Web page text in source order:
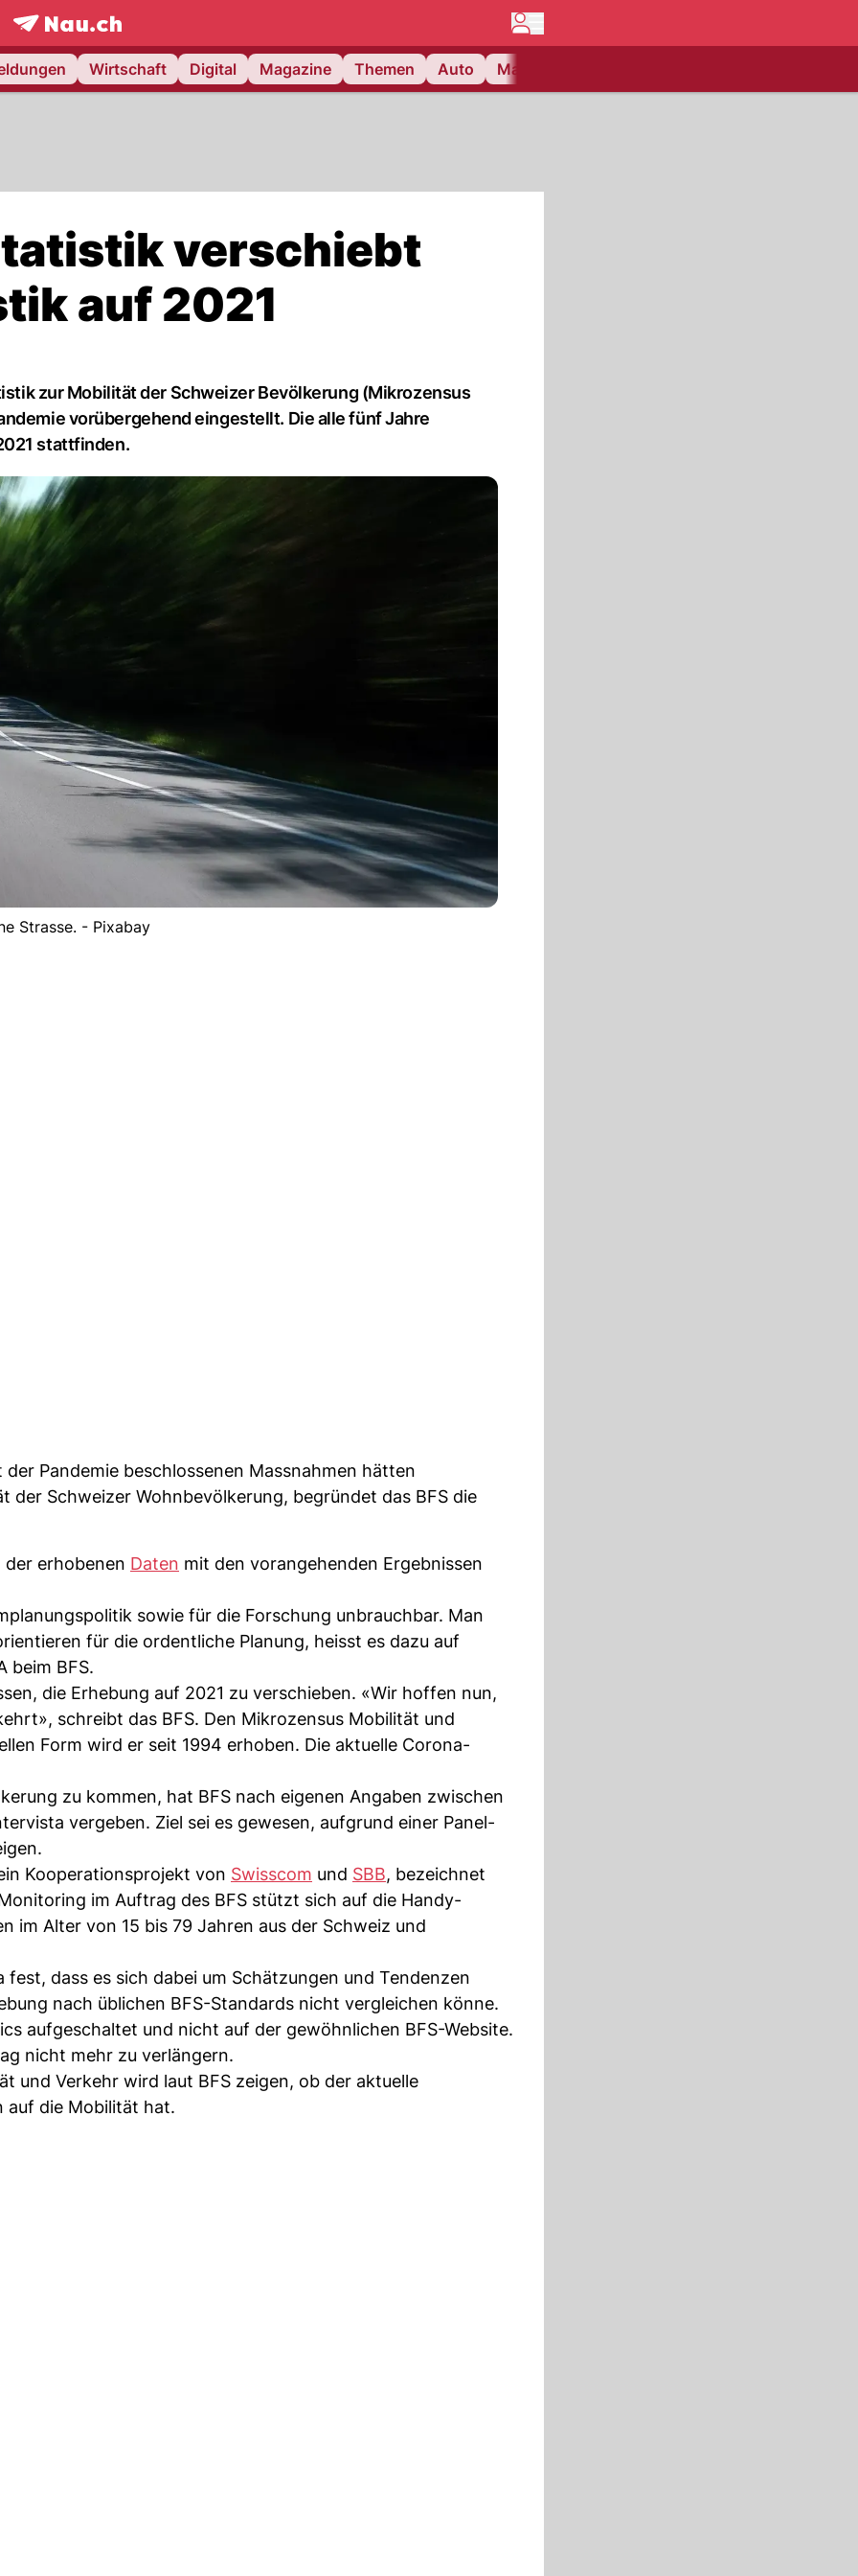
frontpage.NAU.ch
Wirtschaft Digital Magazine Themen Auto Matchcenter
verschiebt
auf 2021
zur Mobilität der Schweizer Bevölkerung (Mikrozensus
vorübergehend eingestellt. Die alle fünf Jahre
stattfinden.
Strasse. - Pixabay
Pandemie beschlossenen Massnahmen hätten
der Schweizer Wohnbevölkerung, begründet das BFS die
erhobenen Daten mit den vorangehenden Ergebnissen
sowie für die Forschung unbrauchbar. Man
für die ordentliche Planung, heisst es dazu auf
beim BFS.
die Erhebung auf 2021 zu verschieben. «Wir hoffen nun,
schreibt das BFS. Den Mikrozensus Mobilität und
Form wird er seit 1994 erhoben. Die aktuelle Corona-
zu kommen, hat BFS nach eigenen Angaben zwischen
vergeben. Ziel sei es gewesen, aufgrund einer Panel-
Kooperationsprojekt von Swisscom und SBB, bezeichnet
im Auftrag des BFS stützt sich auf die Handy-
im Alter von 15 bis 79 Jahren aus der Schweiz und
dass es sich dabei um Schätzungen und Tendenzen
nach üblichen BFS-Standards nicht vergleichen könne.
aufgeschaltet und nicht auf der gewöhnlichen BFS-Website.
nicht mehr zu verlängern.
und Verkehr wird laut BFS zeigen, ob der aktuelle
die Mobilität hat.